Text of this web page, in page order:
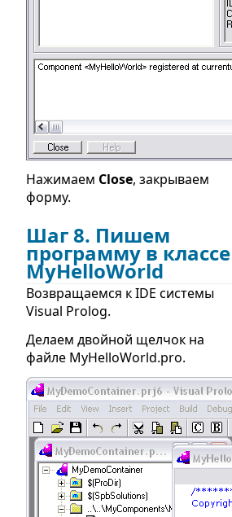
Нажимаем Close, закрываем
форму.
Шаг 8. Пишем
программу в классе
MyHelloWorld
Возвращаемся к IDE системы
Visual Prolog.
Делаем двойной щелчок на
файле MyHelloWorld.pro.